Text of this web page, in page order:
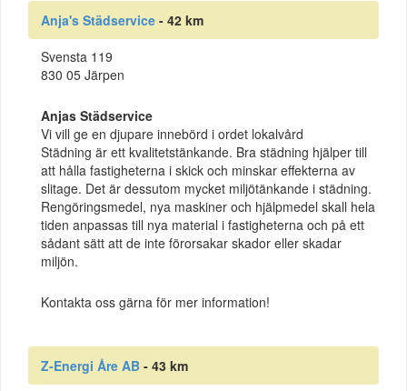
Anja's Städservice - 42 km
Svensta 119
830 05 Järpen
Anjas Städservice
Vi vill ge en djupare innebörd i ordet lokalvård
Städning är ett kvalitetstänkande. Bra städning hjälper till
att hålla fastigheterna i skick och minskar effekterna av
slitage. Det är dessutom mycket miljötänkande i städning.
Rengöringsmedel, nya maskiner och hjälpmedel skall hela
tiden anpassas till nya material i fastigheterna och på ett
sådant sätt att de inte förorsakar skador eller skadar
miljön.
Kontakta oss gärna för mer information!
Z-Energi Åre AB - 43 km